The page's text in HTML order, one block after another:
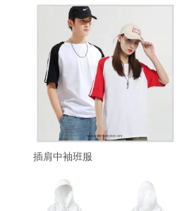
插肩中袖班服